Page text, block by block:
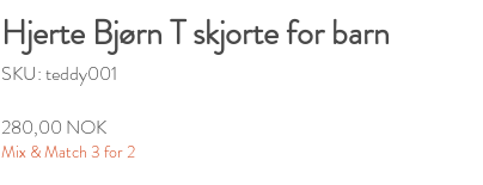
Hjerte Bjørn T skjorte for barn
SKU: teddy001
280,00 NOKCena
Mix & Match 3 for 2